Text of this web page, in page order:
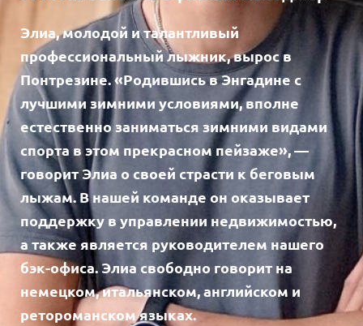
Элиа, молодой и талантливый
профессиональный лыжник, вырос в
Понтрезине. «Родившись в Энгадине с
лучшими зимними условиями, вполне
естественно заниматься зимними видами
спорта в этом прекрасном пейзаже», —
говорит Элиа о своей страсти к беговым
лыжам. В нашей команде он оказывает
поддержку в управлении недвижимостью,
а также является руководителем нашего
бэк-офиса. Элиа свободно говорит на
немецком, итальянском, английском и
ретороманском языках.